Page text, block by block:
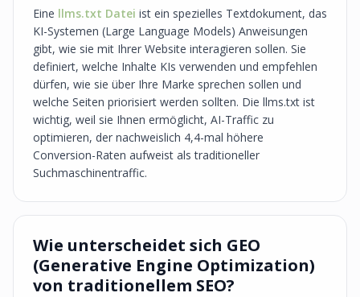
Eine llms.txt Datei ist ein spezielles Textdokument, das
KI-Systemen (Large Language Models) Anweisungen
gibt, wie sie mit Ihrer Website interagieren sollen. Sie
definiert, welche Inhalte KIs verwenden und empfehlen
dürfen, wie sie über Ihre Marke sprechen sollen und
welche Seiten priorisiert werden sollten. Die llms.txt ist
wichtig, weil sie Ihnen ermöglicht, AI-Traffic zu
optimieren, der nachweislich 4,4-mal höhere
Conversion-Raten aufweist als traditioneller
Suchmaschinentraffic.
Wie unterscheidet sich GEO
(Generative Engine Optimization)
von traditionellem SEO?